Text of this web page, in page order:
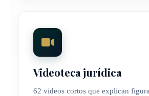
Videoteca jurídica
62 videos cortos que explican